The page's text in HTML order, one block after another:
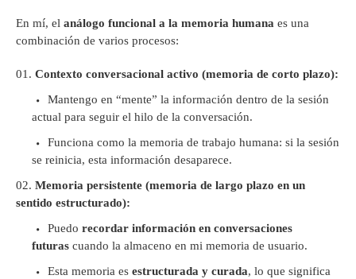
En mí, el análogo funcional a la memoria humana es una
combinación de varios procesos:
Contexto conversacional activo (memoria de corto plazo):
Mantengo en “mente” la información dentro de la sesión
actual para seguir el hilo de la conversación.
Funciona como la memoria de trabajo humana: si la sesión
se reinicia, esta información desaparece.
Memoria persistente (memoria de largo plazo en un
sentido estructurado):
Puedo recordar información en conversaciones
futuras cuando la almaceno en mi memoria de usuario.
Esta memoria es estructurada y curada, lo que significa